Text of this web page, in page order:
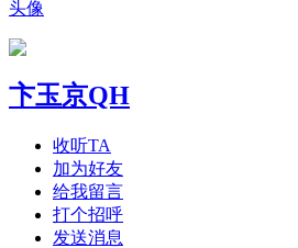
头像
卞玉京QH
收听TA
加为好友
给我留言
打个招呼
发送消息